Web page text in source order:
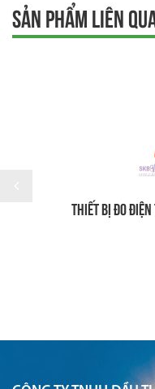
SẢN PHẨM LIÊN
THIẾT BỊ ĐO